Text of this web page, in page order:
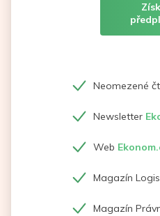
Neomezené
Newsletter
Web
Magazín
Magazín